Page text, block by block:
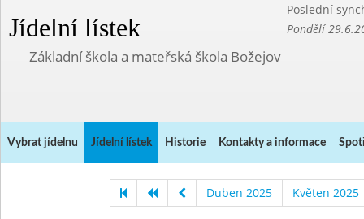
Jídelní lístek
Poslední
Pondělí
Základní škola a mateřská škola Božejov
Vybrat jídelnu Jídelní lístek Historie Kontakty a informace
Duben 2025 Květen 2025